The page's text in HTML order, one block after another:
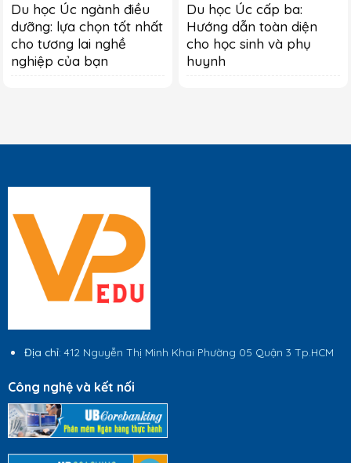
Du học Úc ngành điều
dưỡng: lựa chọn tốt nhất
cho tương lai nghề
nghiệp của bạn
Du học Úc cấp ba:
Hướng dẫn toàn diện
cho học sinh và phụ
huynh
Địa chỉ: 412 Nguyễn Thị Minh Khai Phường 05 Quận 3 Tp.HCM
Công nghệ và kết nối